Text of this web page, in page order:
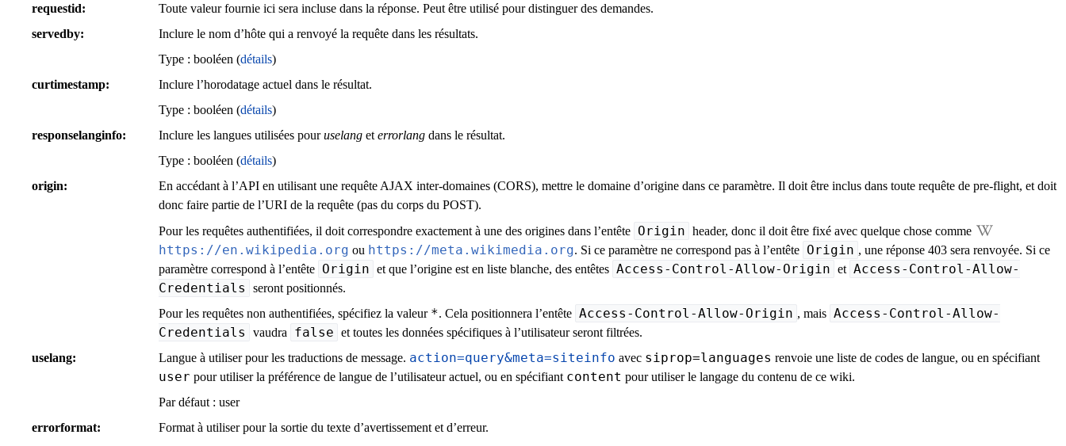
requestid
Toute valeur fournie ici sera incluse dans la réponse. Peut être utilisé pour distinguer des demandes.
servedby
Inclure le nom d’hôte qui a renvoyé la requête dans les résultats.
Type : booléen (détails)
curtimestamp
Inclure l’horodatage actuel dans le résultat.
Type : booléen (détails)
responselanginfo
Inclure les langues utilisées pouruselang eterrorlang dans le résultat.
Type : booléen (détails)
origin
En accédant à l’API en utilisant une requête AJAX inter-domaines (CORS), mettre le domaine d’origine dans ce paramètre. Il doit être inclus dans toute requête de pre-flight, et doit
donc faire partie de l’URI de la requête (pas du corps du POST).
Pour les requêtes authentifiées, il doit correspondre exactement à une des origines dans l’entête Origin header, donc il doit être fixé avec quelque chose comme
https://en.wikipedia.org ou https://meta.wikimedia.org. Si ce paramètre ne correspond pas à l’entête Origin , une réponse 403 sera renvoyée. Si ce
paramètre correspond à l’entête Origin et que l’origine est en liste blanche, des entêtes Access-Control-Allow-Origin et Access-Control-Allow-
Credentials
seront positionnés.
Pour les requêtes non authentifiées, spécifiez la valeur *. Cela positionnera l’entête Access-Control-Allow-Origin , mais Access-Control-Allow-
Credentials
vaudra false et toutes les données spécifiques à l’utilisateur seront filtrées.
uselang
Langue à utiliser pour les traductions de message. action=query&meta=siteinfo avec siprop=languages renvoie une liste de codes de langue, ou en spécifiant
user pour utiliser la préférence de langue de l’utilisateur actuel, ou en spécifiant content pour utiliser le langage du contenu de ce wiki.
Par défaut : user
errorformat
Format à utiliser pour la sortie du texte d’avertissement et d’erreur.